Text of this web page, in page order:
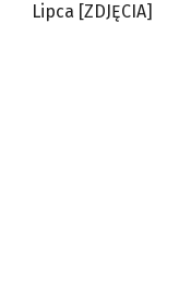
Lipca [ZDJĘCIA]